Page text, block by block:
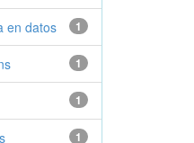
1
en datos
1
1
1